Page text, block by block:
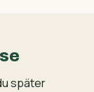
später